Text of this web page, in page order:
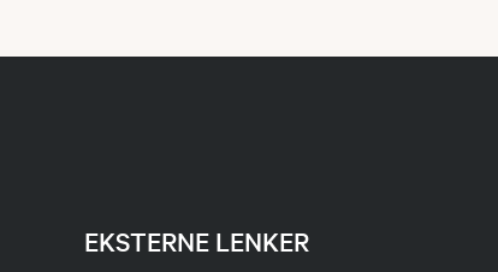
EKSTERNE LENKER